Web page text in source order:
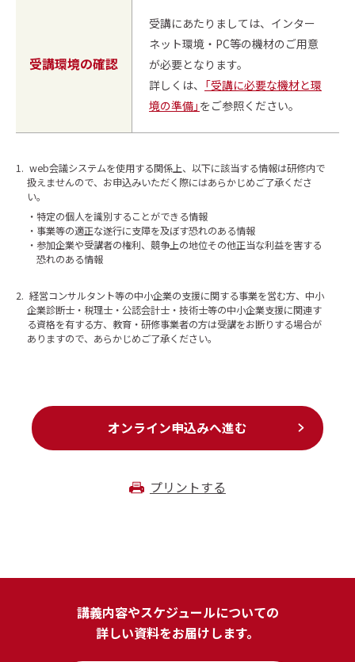
受講環境の確認
受講にあたりましては、インター
ネット環境・PC等の機材のご用意
が必要となります。
詳しくは、 「受講に必要な機材と環
境の準備」 をご参照ください。
1. web会議システムを使用する関係上、以下に該当する情報は研修内で
扱えませんので、お申込みいただく際にはあらかじめご了承くださ
い。
特定の個人を識別することができる情報
事業等の適正な遂行に支障を及ぼす恐れのある情報
参加企業や受講者の権利、競争上の地位その他正当な利益を害する
恐れのある情報
2. 経営コンサルタント等の中小企業の支援に関する事業を営む方、中小
企業診断士・税理士・公認会計士・技術士等の中小企業支援に関連す
る資格を有する方、教育・研修事業者の方は受講をお断りする場合が
ありますので、あらかじめご了承ください。
オンライン申込みへ進む
プリントする
講義内容やスケジュールについての
詳しい資料をお届けします。